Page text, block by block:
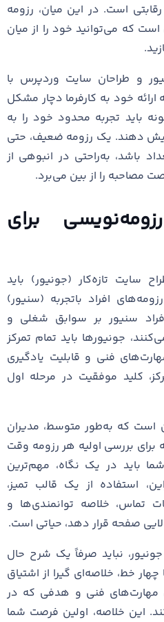
است. در این میان، رزومه
که می‌توانید خود را از میان
و طراحان سایت وردپرس با
خود به کارفرما دچار مشکل
باید تجربه محدود خود را به
دهند. یک رزومه ضعیف، حتی
باشد، به‌راحتی در انبوهی از
را از بین می‌برد.
برای
سایت تازه‌کار (جونیور) باید
افراد باتجربه (سنیور)
سنیور بر سوابق شغلی و
جونیورها باید تمام تمرکز
فنی و قابلیت یادگیری
کلید موفقیت در مرحله اول
است که به‌طور متوسط، مدیران
بررسی اولیه هر رزومه وقت
باید در یک نگاه، مهم‌ترین
استفاده از یک قالب تمیز،
تماس، خلاصه توانمندی‌ها و
صفحه قرار دهد، حیاتی است.
نباید صرفاً یک شرح حال
خط، خلاصه‌ای گیرا از اشتیاق
مهارت‌های فنی و هدفی که در
این خلاصه، اولین فرصت شما